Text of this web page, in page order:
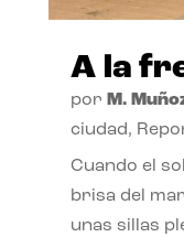
A la
por M.
ciudad,
Cuando el
brisa del
unas sillas